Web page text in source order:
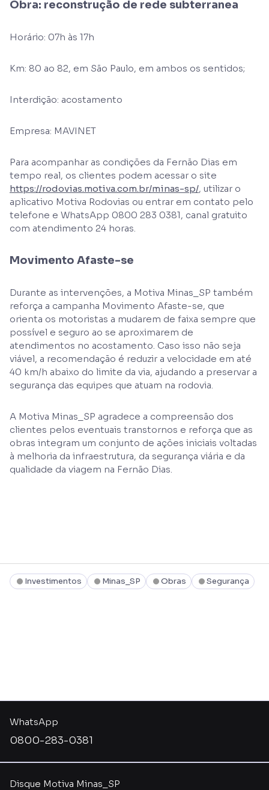
Obra: reconstrução de rede subterranea
Horário: 07h às 17h
Km: 80 ao 82, em São Paulo, em ambos os sentidos;
Interdição: acostamento
Empresa: MAVINET
Para acompanhar as condições da Fernão Dias em
tempo real, os clientes podem acessar o site
https://rodovias.motiva.com.br/minas-sp/, utilizar o
aplicativo Motiva Rodovias ou entrar em contato pelo
telefone e WhatsApp 0800 283 0381, canal gratuito
com atendimento 24 horas.
Movimento Afaste-se
Durante as intervenções, a Motiva Minas_SP também
reforça a campanha Movimento Afaste-se, que
orienta os motoristas a mudarem de faixa sempre que
possível e seguro ao se aproximarem de
atendimentos no acostamento. Caso isso não seja
viável, a recomendação é reduzir a velocidade em até
40 km/h abaixo do limite da via, ajudando a preservar a
segurança das equipes que atuam na rodovia.
A Motiva Minas_SP agradece a compreensão dos
clientes pelos eventuais transtornos e reforça que as
obras integram um conjunto de ações iniciais voltadas
à melhoria da infraestrutura, da segurança viária e da
qualidade da viagem na Fernão Dias.
Investimentos Minas_SP Obras Segurança
Disque Motiva Minas_SP
WhatsApp
0800-283-0381